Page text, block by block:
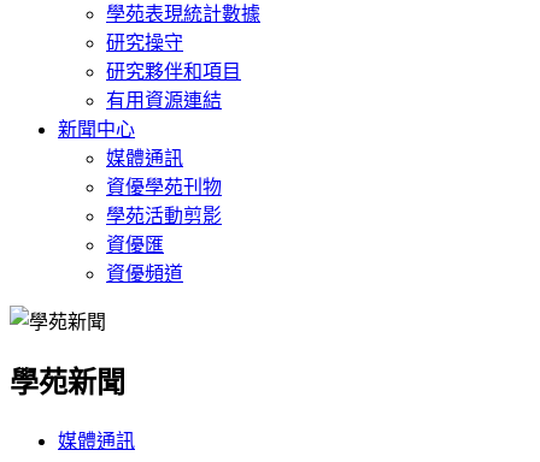
學苑表現統計數據
研究操守
研究夥伴和項目
有用資源連結
新聞中心
媒體通訊
資優學苑刊物
學苑活動剪影
資優匯
資優頻道
學苑新聞
媒體通訊